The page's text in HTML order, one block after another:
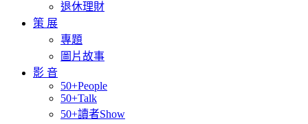
退休理財
策 展
專題
圖片故事
影 音
50+People
50+Talk
50+讀者Show